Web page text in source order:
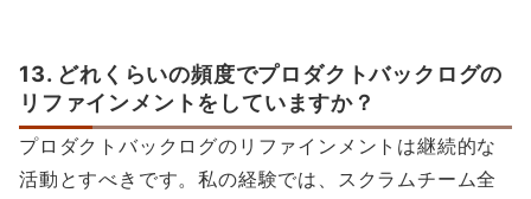
13. どれくらいの頻度でプロダクトバックログの
リファインメントをしていますか？
プロダクトバックログのリファインメントは継続的な
活動とすべきです。私の経験では、スクラムチーム全